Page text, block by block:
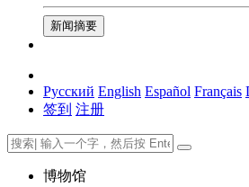
新闻摘要
Русский English Español Français
签到 注册
博物馆